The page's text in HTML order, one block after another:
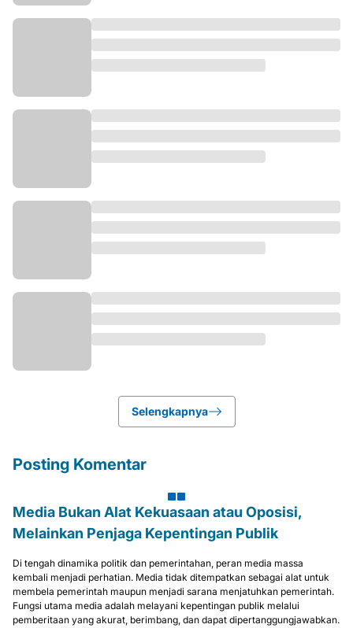
Selengkapnya
Posting Komentar
Media Bukan Alat Kekuasaan atau Oposisi,
Melainkan Penjaga Kepentingan Publik
Di tengah dinamika politik dan pemerintahan, peran media massa
kembali menjadi perhatian. Media tidak ditempatkan sebagai alat untuk
membela pemerintah maupun menjadi sarana menjatuhkan pemerintah.
Fungsi utama media adalah melayani kepentingan publik melalui
pemberitaan yang akurat, berimbang, dan dapat dipertanggungjawabkan.